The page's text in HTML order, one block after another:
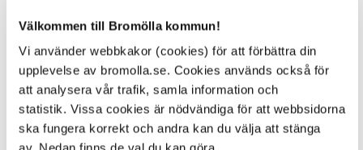
Välkommen till Bromölla kommun!
Vi använder webbkakor (cookies) för att förbättra din
upplevelse av bromolla.se. Cookies används också för
att analysera vår trafik, samla information och
statistik. Vissa cookies är nödvändiga för att webbsidorna
ska fungera korrekt och andra kan du välja att stänga
203
Alla platser